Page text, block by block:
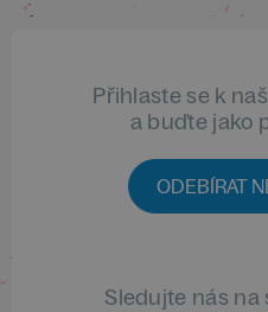
Přihlaste se k
a buďte jako
ODEBÍRAT
Sledujte nás